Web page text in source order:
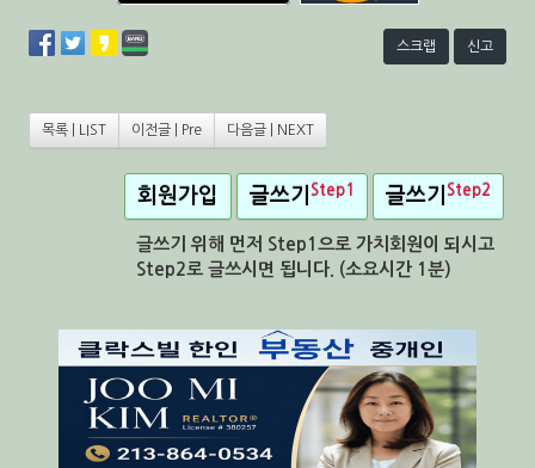
스크랩 신고
목록 | LIST 이전글 | Pre 다음글 | NEXT
회원가입 글쓰기 Step1 글쓰기 Step2
글쓰기 위해 먼저 Step1으로 가치회원이 되시고
Step2로 글쓰시면 됩니다. (소요시간 1분)